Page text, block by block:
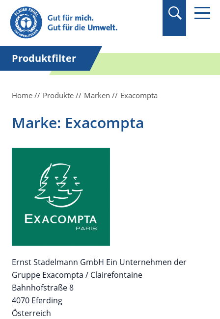
Suchbegriff in
Anführungszeichen
setzen.
Produktfilter
Home Produkte Marken Exacompta
Marke: Exacompta
Ernst Stadelmann GmbH Ein Unternehmen der
Gruppe Exacompta / Clairefontaine
Bahnhofstraße 8
4070 Eferding
Österreich